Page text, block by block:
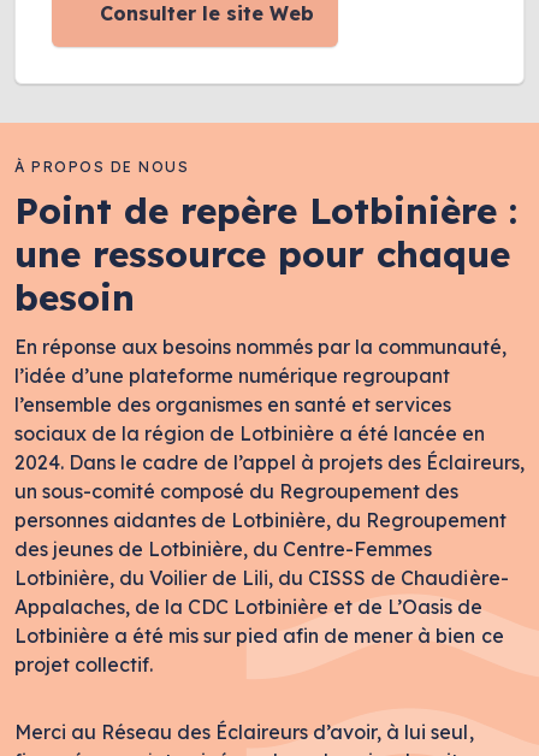
Consulter le site Web
À PROPOS DE NOUS
Point de repère Lotbinière :
une ressource pour chaque
besoin
En réponse aux besoins nommés par la communauté,
l’idée d’une plateforme numérique regroupant
l’ensemble des organismes en santé et services
sociaux de la région de Lotbinière a été lancée en
2024. Dans le cadre de l’appel à projets des Éclaireurs,
un sous-comité composé du Regroupement des
personnes aidantes de Lotbinière, du Regroupement
des jeunes de Lotbinière, du Centre-Femmes
Lotbinière, du Voilier de Lili, du CISSS de Chaudière-
Appalaches, de la CDC Lotbinière et de L’Oasis de
Lotbinière a été mis sur pied afin de mener à bien ce
projet collectif.
Merci au Réseau des Éclaireurs d’avoir, à lui seul,